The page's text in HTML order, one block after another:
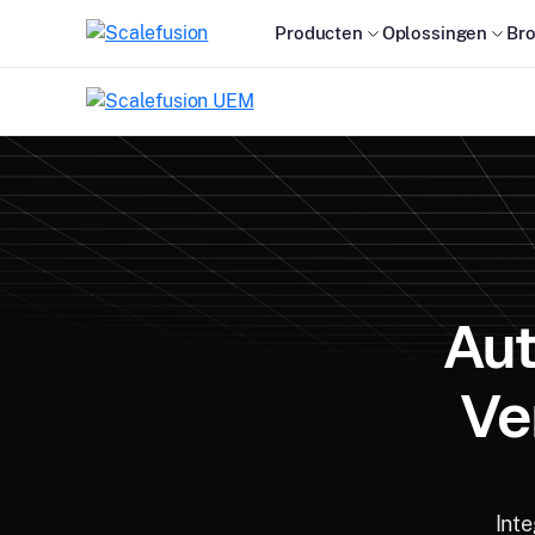
Producten Oplossingen